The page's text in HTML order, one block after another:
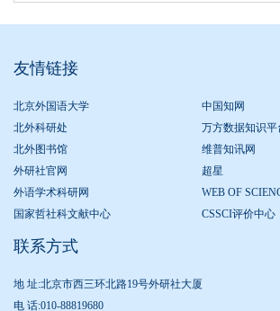
友情链接
北京外国语大学
中国知网
北外科研处
万方数据知识平
北外图书馆
维普知讯网
外研社官网
超星
外语学术科研网
WEB OF
国家哲社科文献中心
CSSCI评价中心
联系方式
地 址:北京市西三环北路19号外研社大厦
电 话:010-88819680